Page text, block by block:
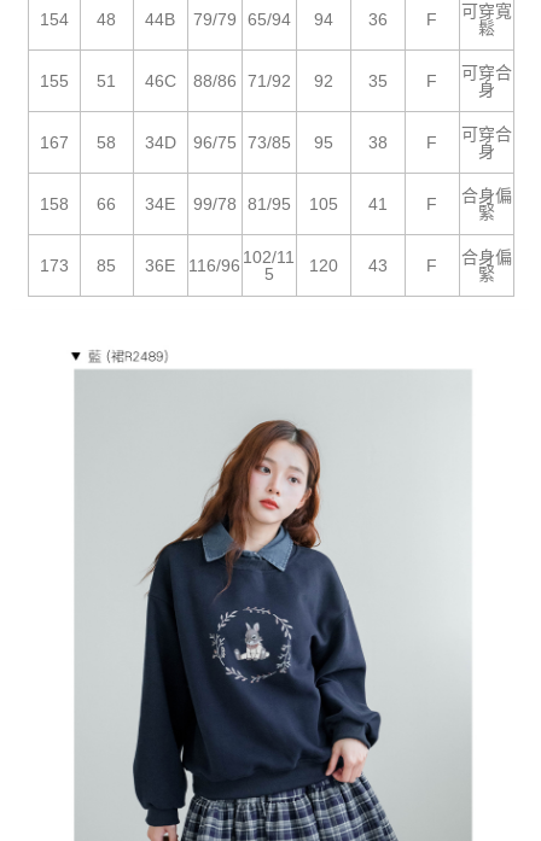
154 48 44B 79/79 65/94 94 36 F
可穿寬
鬆
155 51 46C 88/86 71/92 92 35 F
可穿合
身
167 58 34D 96/75 73/85 95 38 F
可穿合
身
158 66 34E 99/78 81/95 105 41 F
合身偏
緊
173 85 36E 116/96 102/11
5
120 43 F
合身偏
緊